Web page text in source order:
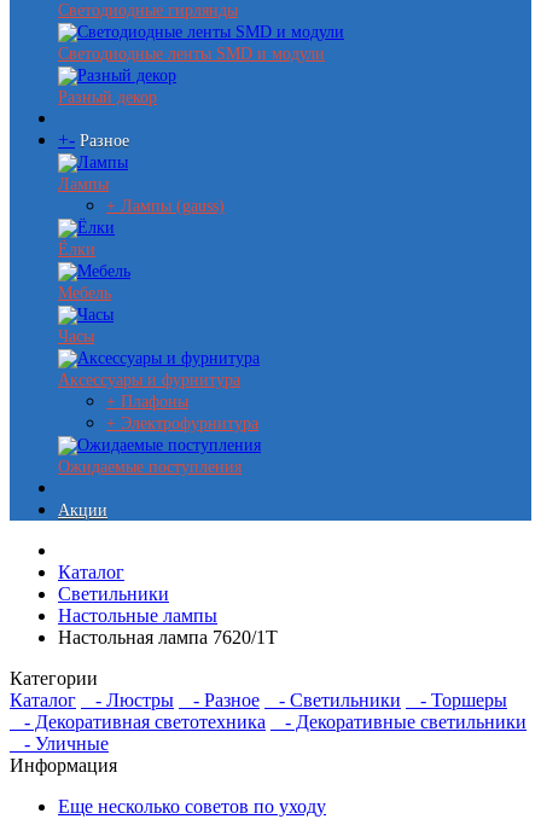
Светодиодные гирлянды
Светодиодные ленты SMD и модули
Разный декор
+- Разное
Лампы
+ Лампы (gauss)
Ёлки
Мебель
Часы
Аксессуары и фурнитура
+ Плафоны
+ Электрофурнитура
Ожидаемые поступления
Акции
Каталог
Светильники
Настольные лампы
Настольная лампа 7620/1T
Категории
Каталог
- Люстры - Разное - Светильники
- Торшеры
- Декоративная светотехника
- Декоративные светильники
- Уличные
Информация
Еще несколько советов по уходу